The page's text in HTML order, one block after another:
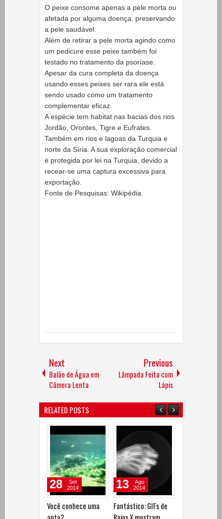
O peixe consome apenas a pele morta ou
afetada por alguma doença, preservando
a pele saudável.
Além de retirar a pele morta agindo como
um pedicure esse peixe também foi
testado no tratamento da psoríase.
Apesar da cura completa da doença
usando esses peixes ser rara ele está
sendo usado como um tratamento
complementar eficaz.
A espécie tem habitat nas bacias dos rios
Jordão, Orontes, Tigre e Eufrates.
Também em rios e lagoas da Turquia e
norte da Síria. A sua exploração comercial
é protegida por lei na Turquia, devido a
recear-se uma captura excessiva para
exportação.
Fonte de Pesquisas: Wikipédia.
Next
Balão de Água em
Câmera Lenta
Previous
Lâmpada Feita com
Lápis
RELATED POSTS
Você conhece uma
28
Set
2014
Fantástico: GIFs de
13
Ago
2014